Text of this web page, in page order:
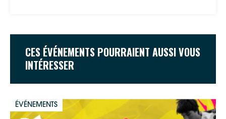
CES ÉVÉNEMENTS POURRAIENT AUSSI VOUS
INTÉRESSER
ÉVÉNEMENTS